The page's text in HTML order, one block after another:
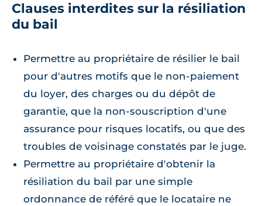
Clauses interdites sur la résiliation
du bail
Permettre au propriétaire de résilier le bail
pour d'autres motifs que le non-paiement
du loyer, des charges ou du dépôt de
garantie, que la non-souscription d'une
assurance pour risques locatifs, ou que des
troubles de voisinage constatés par le juge.
Permettre au propriétaire d'obtenir la
résiliation du bail par une simple
ordonnance de référé que le locataire ne